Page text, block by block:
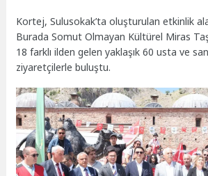
Kortej, Sulusokak’ta oluşturulan etkinlik
Burada Somut Olmayan Kültürel Miras
18 farklı ilden gelen yaklaşık 60 usta ve
ziyaretçilerle buluştu.